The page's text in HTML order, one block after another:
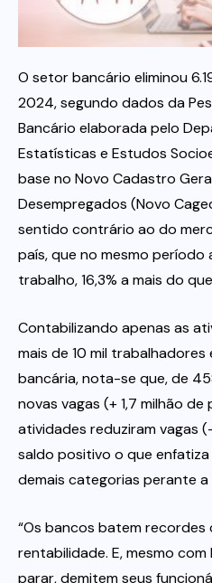
Itau
Financeiras e Cooperativas
O setor bancário eliminou
2024, segundo dados da
Bancário elaborada pelo
Estatísticas e Estudos
base no Novo Cadastro
Desempregados (Novo
sentido contrário ao do
país, que no mesmo período
trabalho, 16,3% a mais do
Contabilizando apenas as
mais de 10 mil
bancária, nota-se que, de
novas vagas (+ 1,7 milhão
atividades reduziram vagas
saldo positivo o que
demais categorias perante a
“Os bancos batem
rentabilidade. E, mesmo
parar, demitem seus